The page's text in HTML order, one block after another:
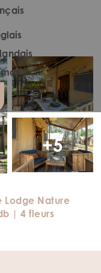
+5
Lodge Nature
| 4 fleurs